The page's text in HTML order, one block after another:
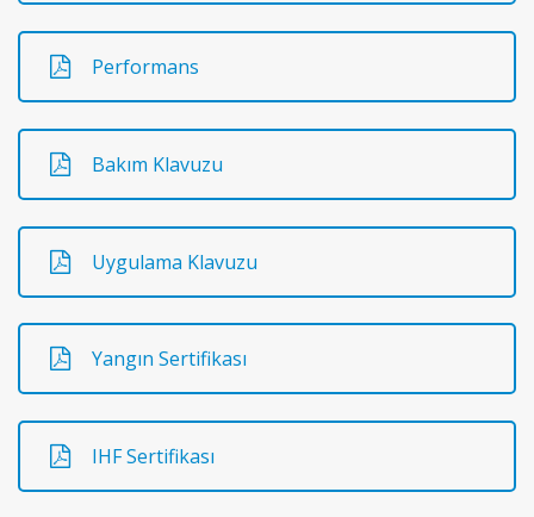
Performans
Bakım Klavuzu
Uygulama Klavuzu
Yangın Sertifikası
IHF Sertifikası